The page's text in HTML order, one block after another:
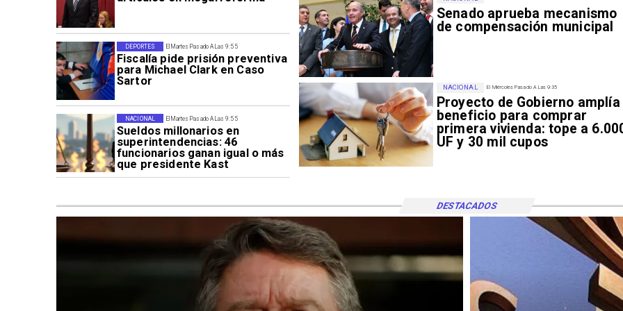
El Martes Pasado A Las 9:55
Fiscalía pide prisión preventiva
para Michael Clark en Caso
Sartor
DEPORTES
El Martes Pasado A Las 9:55
Sueldos millonarios en
superintendencias: 46
funcionarios ganan igual o más
que presidente Kast
NACIONAL
Senado aprueba mecanismo
de compensación municipal
El Miércoles Pasado A Las 9:35
Proyecto de Gobierno amplía
beneficio para comprar
primera vivienda: tope a
UF y 30 mil cupos
NACIONAL
DESTACADOS